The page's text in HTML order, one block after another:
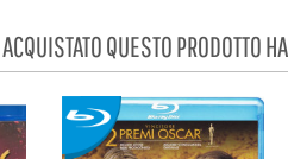
QUESTO PRODOTTO